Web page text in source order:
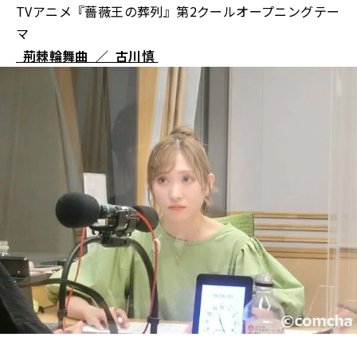
TVアニメ『薔薇王の葬列』第2クールオープニングテー
マ
荊棘輪舞曲 ／ 古川慎